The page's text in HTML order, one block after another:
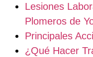
Lesiones
Plomeros de
Principales
¿Qué Hacer